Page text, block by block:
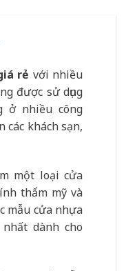
rẻ với nhiều
được sử dụng
ở nhiều công
khách sạn,
một loại cửa
thẩm mỹ và
mẫu cửa nhựa
dành cho